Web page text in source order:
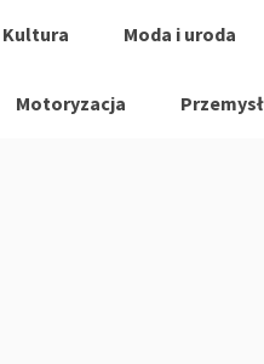
Kultura Moda i uroda
Motoryzacja Przemysł